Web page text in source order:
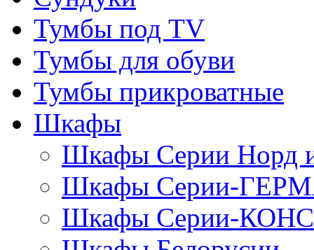
Тумбы под TV
Тумбы для обуви
Тумбы прикроватные
Шкафы
Шкафы Серии
Шкафы Серии-
Шкафы Серии-